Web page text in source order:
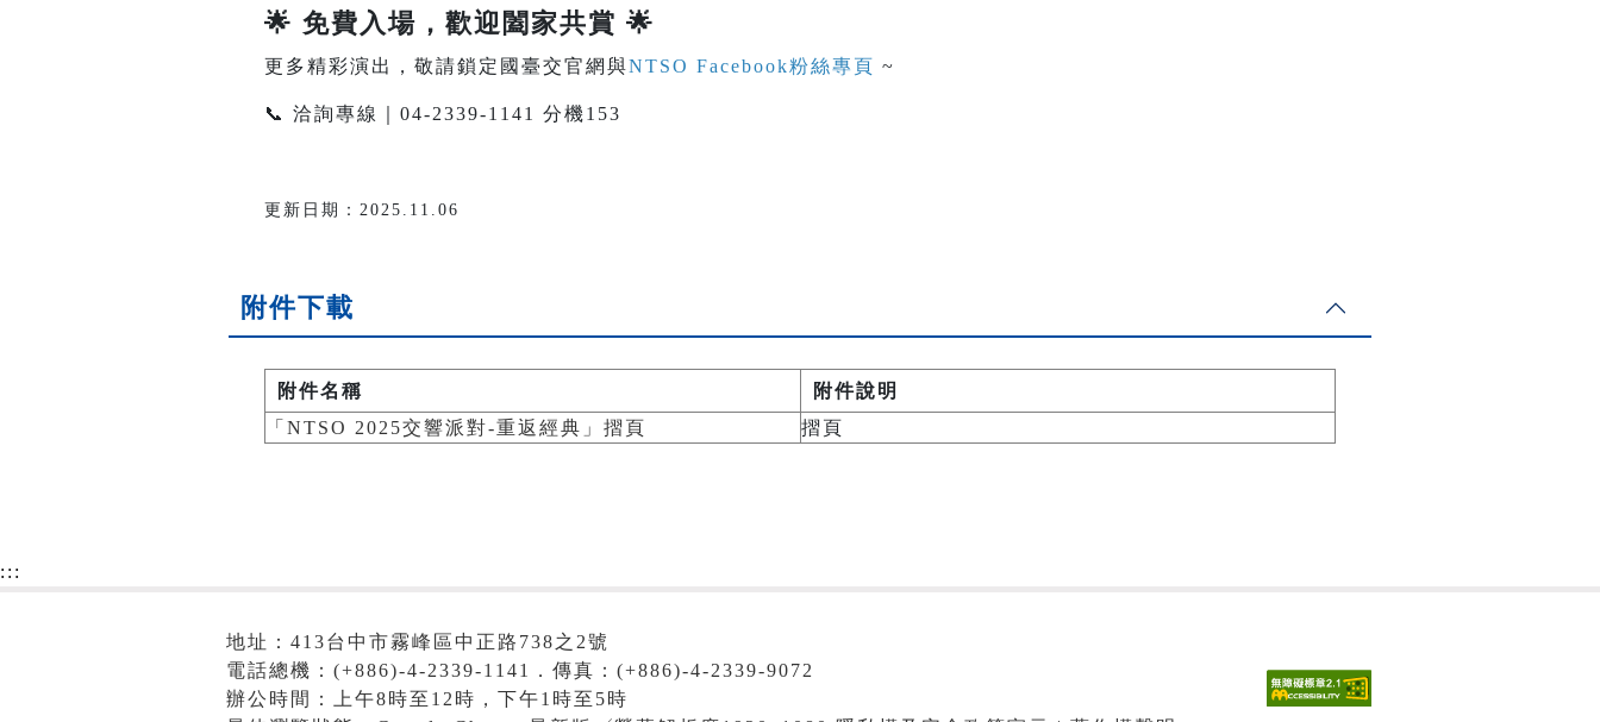
🌟 免費入場，歡迎闔家共賞 🌟
更多精彩演出，敬請鎖定國臺交官網與NTSO Facebook粉絲專頁 ~
📞 洽詢專線｜04-2339-1141 分機153
更新日期：2025.11.06
附件下載
附件名稱
附件說明
「NTSO 2025交響派對-重返經典」摺頁
摺頁
:::
地址：413台中市霧峰區中正路738之2號
電話總機：(+886)-4-2339-1141．傳真：(+886)-4-2339-9072
辦公時間：上午8時至12時，下午1時至5時